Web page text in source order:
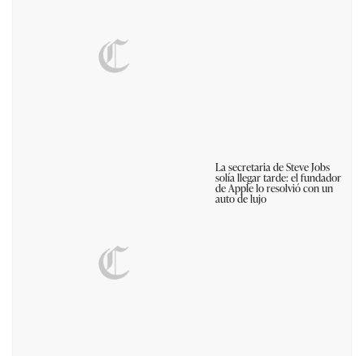
La secretaria de Steve Jobs
solía llegar tarde: el fundador
de Apple lo resolvió con un
auto de lujo